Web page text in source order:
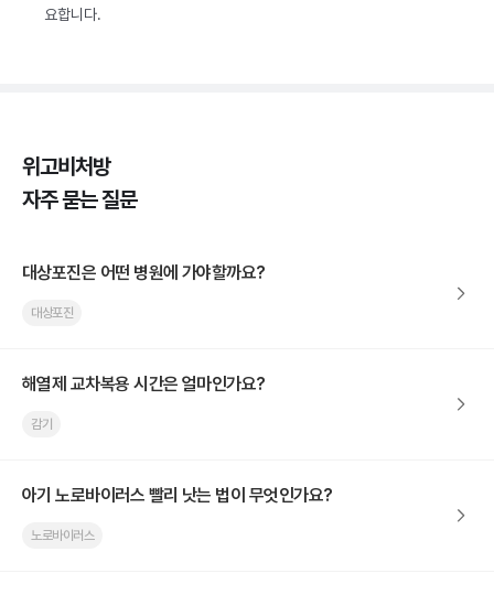
요합니다.
위고비처방
자주 묻는 질문
대상포진은 어떤 병원에 가야할까요?
대상포진
해열제 교차복용 시간은 얼마인가요?
감기
아기 노로바이러스 빨리 낫는 법이 무엇인가요?
노로바이러스